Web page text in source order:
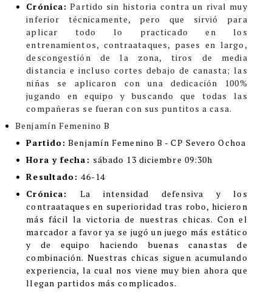
Crónica: Partido sin historia contra un rival muy
inferior técnicamente, pero que sirvió para
aplicar todo lo practicado en los
entrenamientos, contraataques, pases en largo,
descongestión de la zona, tiros de media
distancia e incluso cortes debajo de canasta; las
niñas se aplicaron con una dedicación 100%
jugando en equipo y buscando que todas las
compañeras se fueran con sus puntitos a casa.
Benjamín Femenino B
Partido: Benjamín Femenino B - CP Severo Ochoa
Hora y fecha: sábado 13 diciembre 09:30h
Resultado:46-14
Crónica: La intensidad defensiva y los
contraataques en superioridad tras robo, hicieron
más fácil la victoria de nuestras chicas. Con el
marcador a favor ya se jugó un juego más estático
y de equipo haciendo buenas canastas de
combinación. Nuestras chicas siguen acumulando
experiencia, la cual nos viene muy bien ahora que
llegan partidos más complicados.